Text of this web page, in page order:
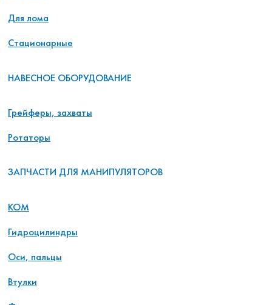
Для лома
Стационарные
НАВЕСНОЕ ОБОРУДОВАНИЕ
Грейферы, захваты
Ротаторы
ЗАПЧАСТИ ДЛЯ МАНИПУЛЯТОРОВ
КОМ
Гидроцилиндры
Оси, пальцы
Втулки